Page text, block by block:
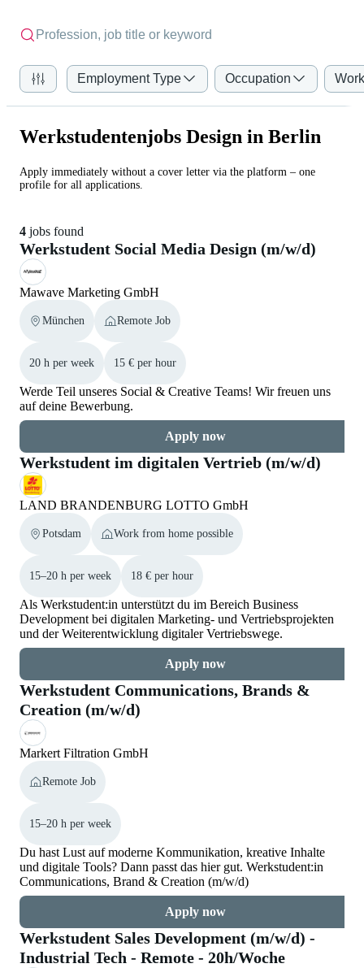
Employment Type Occupation
Werkstudentenjobs Design in Berlin
Apply immediately without a cover letter via the platform – one
profile for all applications.
4 jobs found
Werkstudent Social Media Design (m/w/d)
Mawave Marketing GmbH
München Remote Job
20 h per week 15 € per hour
Werde Teil unseres Social & Creative Teams! Wir freuen uns
auf deine Bewerbung.
Apply now
Werkstudent im digitalen Vertrieb (m/w/d)
LAND BRANDENBURG LOTTO GmbH
Potsdam Work from home possible
15–20 h per week 18 € per hour
Als Werkstudent:in unterstützt du im Bereich Business
Development bei digitalen Marketing- und Vertriebsprojekten
und der Weiterentwicklung digitaler Vertriebswege.
Apply now
Werkstudent Communications, Brands &
Creation (m/w/d)
Markert Filtration GmbH
Remote Job
15–20 h per week
Du hast Lust auf moderne Kommunikation, kreative Inhalte
und digitale Tools? Dann passt das hier gut. Werkstudent:in
Communications, Brand & Creation (m/w/d)
Apply now
Werkstudent Sales Development (m/w/d) -
Industrial Tech - Remote - 20h/Woche